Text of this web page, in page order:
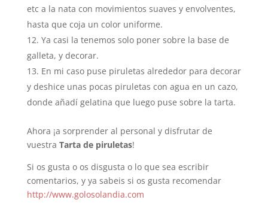
etc a la nata con movimientos suaves y envolventes,
hasta que coja un color uniforme.
Ya casi la tenemos solo poner sobre la base de
galleta, y decorar.
En mi caso puse piruletas alrededor para decorar
y deshice unas pocas piruletas con agua en un cazo,
donde añadí gelatina que luego puse sobre la tarta.
Ahora ¡a sorprender al personal y disfrutar de
vuestra Tarta de piruletas!
Si os gusta o os disgusta o lo que sea escribir
comentarios, y ya sabeis si os gusta recomendar
http://www.golosolandia.com